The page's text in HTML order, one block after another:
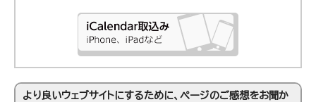
より良いウェブサイトにするために、ページのご感想をお聞か